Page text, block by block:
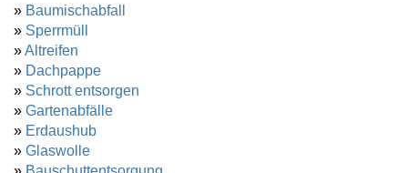
» Baumischabfall
» Sperrmüll
»Altreifen
» Dachpappe
» Schrott entsorgen
» Gartenabfälle
» Erdaushub
» Glaswolle